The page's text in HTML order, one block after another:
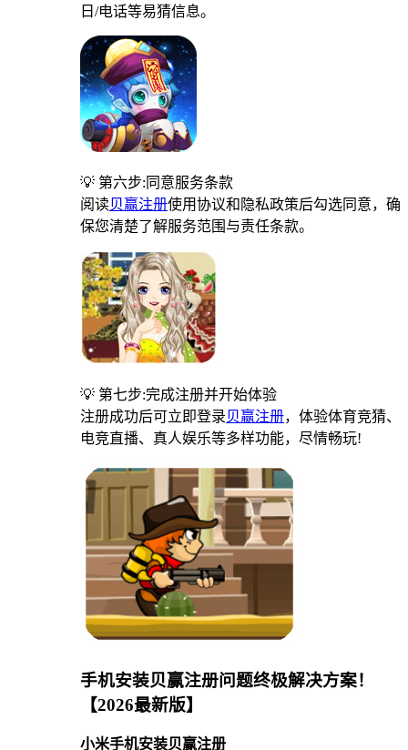
日/电话等易猜信息。
💡 第六步:同意服务条款
阅读贝赢注册使用协议和隐私政策后勾选同意，确
保您清楚了解服务范围与责任条款。
💡 第七步:完成注册并开始体验
注册成功后可立即登录贝赢注册，体验体育竞猜、
电竞直播、真人娱乐等多样功能，尽情畅玩!
手机安装贝赢注册问题终极解决方案！
【2026最新版】
小米手机安装贝赢注册